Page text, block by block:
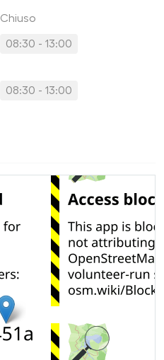
Chiuso
08:30 - 13:00
08:30 - 13:00